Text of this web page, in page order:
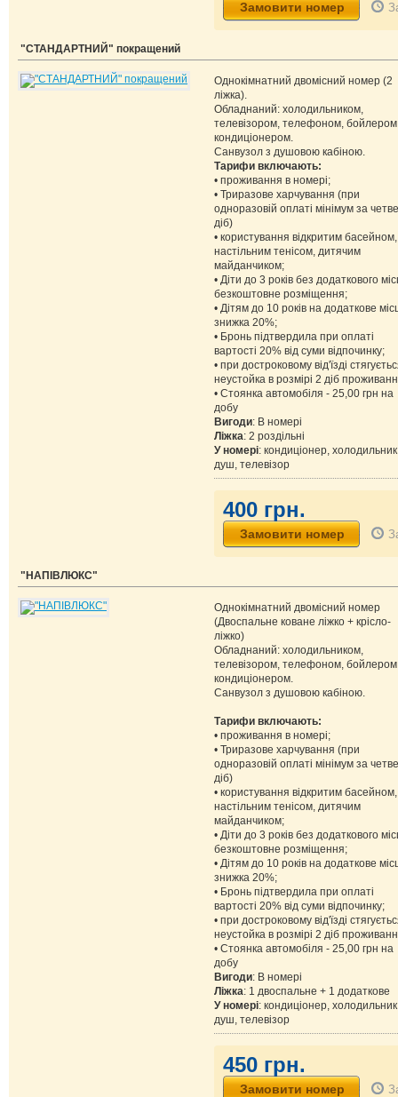
"СТАНДАРТНИЙ" покращений
Однокімнатний двомісний номер (2
ліжка).
Обладнаний: холодильником,
телевізором, телефоном,
кондиціонером.
Санвузол з душовою кабіною.
Тарифи включають:
• проживання в номері;
• Триразове харчування (при
одноразовій оплаті мінімум за
діб)
• користування відкритим басейном,
настільним тенісом, дитячим
майданчиком;
• Діти до 3 років без додаткового
безкоштовне розміщення;
• Дітям до 10 років на додаткове
знижка 20%;
• Бронь підтвердила при оплаті
вартості 20% від суми відпочинку;
• при достроковому від'їзді
неустойка в розмірі 2 діб
• Стоянка автомобіля - 25,00 грн на
добу
Вигоди: В номері
Ліжка: 2 роздільні
У номері: кондиціонер,
душ, телевізор
400 грн.
"НАПІВЛЮКС"
Однокімнатний двомісний номер
(Двоспальне коване ліжко + крісло-
ліжко)
Обладнаний: холодильником,
телевізором, телефоном,
кондиціонером.
Санвузол з душовою кабіною.
Тарифи включають:
• проживання в номері;
• Триразове харчування (при
одноразовій оплаті мінімум за
діб)
• користування відкритим басейном,
настільним тенісом, дитячим
майданчиком;
• Діти до 3 років без додаткового
безкоштовне розміщення;
• Дітям до 10 років на додаткове
знижка 20%;
• Бронь підтвердила при оплаті
вартості 20% від суми відпочинку;
• при достроковому від'їзді
неустойка в розмірі 2 діб
• Стоянка автомобіля - 25,00 грн на
добу
Вигоди: В номері
Ліжка: 1 двоспальне + 1 додаткове
У номері: кондиціонер,
душ, телевізор
450 грн.